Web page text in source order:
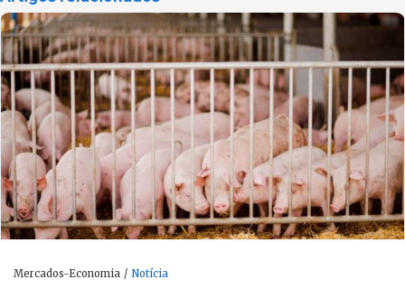
Mercados-Economia Notícia